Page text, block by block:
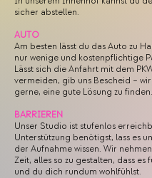
sicher abstellen.
AUTO
Am besten lässt du das Auto zu
nur wenige und kostenpflichtige
Lässt sich die Anfahrt mit dem
vermeiden, gib uns Bescheid –
gerne, eine gute Lösung zu finden.
BARRIEREN
Unser Studio ist stufenlos
Unterstützung benötigst, lass es
der Aufnahme wissen. Wir
Zeit, alles so zu gestalten, dass es
und du dich rundum wohlfühlst.